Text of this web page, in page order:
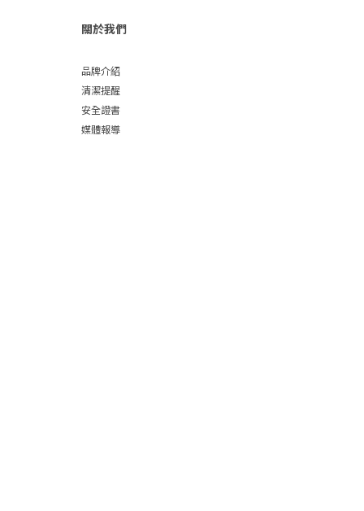
關於我們
品牌介紹
清潔提醒
安全證書
媒體報導